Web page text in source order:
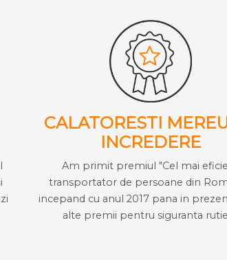
CALATORESTI
INCREDERE
Am primit premiul "Cel mai
transportator de persoane din
incepand cu anul 2017 pana in
alte premii pentru siguranta